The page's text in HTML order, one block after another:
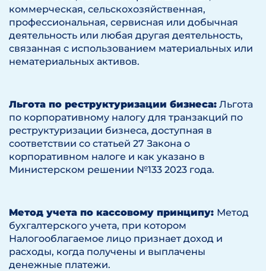
коммерческая, сельскохозяйственная,
профессиональная, сервисная или добычная
деятельность или любая другая деятельность,
связанная с использованием материальных или
нематериальных активов.
Льгота по реструктуризации бизнеса: Льгота
по корпоративному налогу для транзакций по
реструктуризации бизнеса, доступная в
соответствии со статьей 27 Закона о
корпоративном налоге и как указано в
Министерском решении №133 2023 года.
Метод учета по кассовому принципу: Метод
бухгалтерского учета, при котором
Налогооблагаемое лицо признает доход и
расходы, когда получены и выплачены
денежные платежи.